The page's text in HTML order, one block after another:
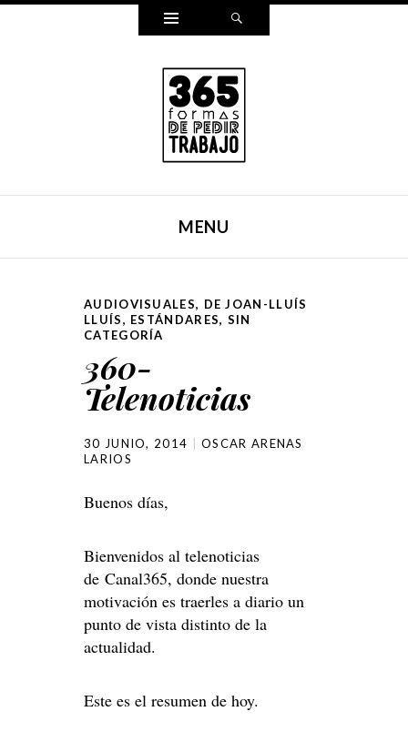
Widgets
MENU
AUDIOVISUALES, DE JOAN-LLUÍS
LLUÍS, ESTÁNDARES, SIN
CATEGORÍA
360-
Telenoticias
30 JUNIO, 2014
OSCAR ARENAS
LARIOS
Buenos días,
Bienvenidos al telenoticias
de Canal365, donde nuestra
motivación es traerles a diario un
punto de vista distinto de la
actualidad.
Este es el resumen de hoy.